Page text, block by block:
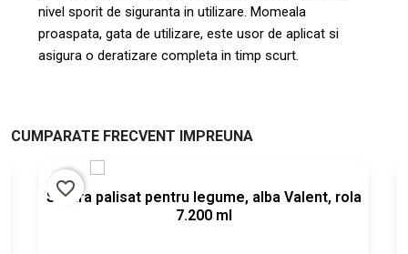
nivel sporit de siguranta in utilizare. Momeala
proaspata, gata de utilizare, este usor de aplicat si
asigura o deratizare completa in timp scurt.
CUMPARATE FRECVENT IMPREUNA
Sfoara palisat pentru legume, alba Valent, rola
7.200 ml
favorite_border